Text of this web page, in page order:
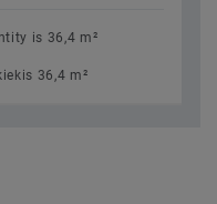
is 36,4 m²
36,4 m²